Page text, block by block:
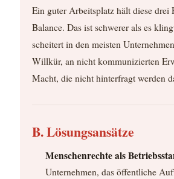
Ein guter Arbeitsplatz hält diese drei
Balance. Das ist schwerer als es
scheitert in den meisten
Willkür, an nicht kommunizierten
Macht, die nicht hinterfragt werden
B. Lösungsansätze
Menschenrechte als
Unternehmen, das öffentliche